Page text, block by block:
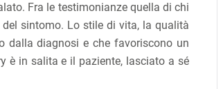
Fra le testimonianze quella di chi
sintomo. Lo stile di vita, la qualità
dalla diagnosi e che favoriscono un
è in salita e il paziente, lasciato a sé